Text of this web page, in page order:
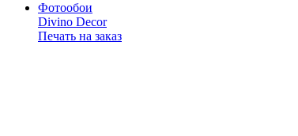
Фотообои
Divino Decor
Печать на заказ